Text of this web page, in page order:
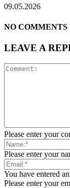
09.05.2026
NO COMMENTS
LEAVE A
Please enter your
Please enter your
You have entered
Please enter your